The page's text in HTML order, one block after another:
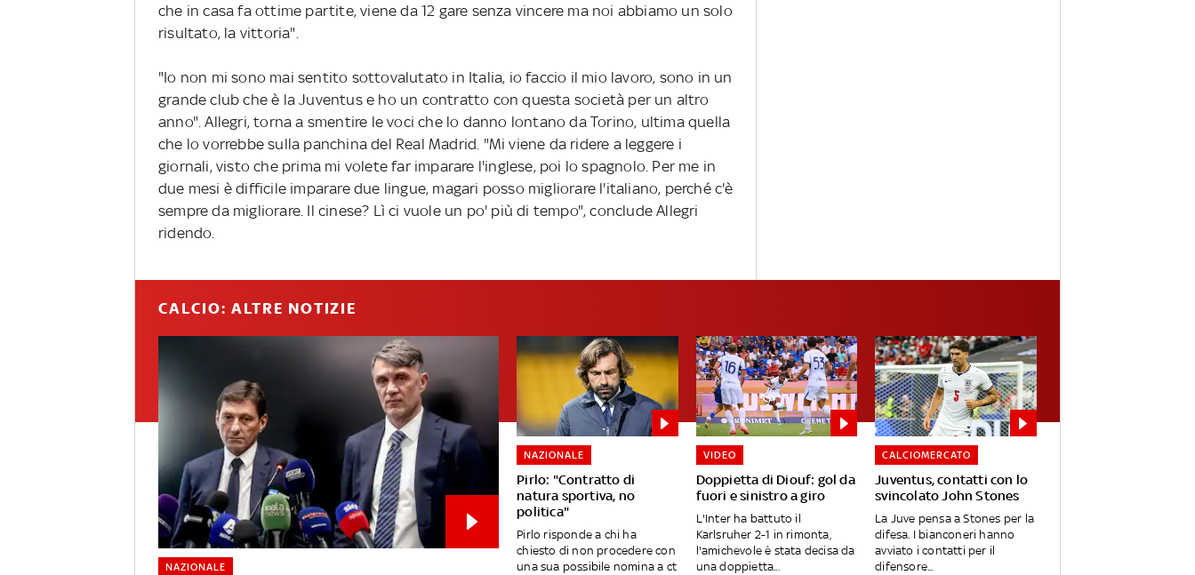
che in casa fa ottime partite, viene da 12 gare senza vincere ma noi abbiamo un solo
risultato, la vittoria".
"Io non mi sono mai sentito sottovalutato in Italia, io faccio il mio lavoro, sono in un
grande club che è la Juventus e ho un contratto con questa società per un altro
anno". Allegri, torna a smentire le voci che lo danno lontano da Torino, ultima quella
che lo vorrebbe sulla panchina del Real Madrid. "Mi viene da ridere a leggere i
giornali, visto che prima mi volete far imparare l'inglese, poi lo spagnolo. Per me in
due mesi è difficile imparare due lingue, magari posso migliorare l'italiano, perché c'è
sempre da migliorare. Il cinese? Lì ci vuole un po' più di tempo", conclude Allegri
ridendo.
CALCIO: ALTRE NOTIZIE
NAZIONALE
Pirlo: "Contratto di
natura sportiva, no
politica"
NAZIONALE
Pirlo risponde a chi ha
chiesto di non procedere con
una sua possibile nomina a ct
Doppietta di Diouf: gol da
fuori e sinistro a giro
VIDEO
L'Inter ha battuto il
Karlsruher 2-1 in rimonta,
l'amichevole è stata decisa da
una doppietta...
Juventus, contatti con lo
svincolato John Stones
CALCIOMERCATO
La Juve pensa a Stones per la
difesa. I bianconeri hanno
avviato i contatti per il
difensore...